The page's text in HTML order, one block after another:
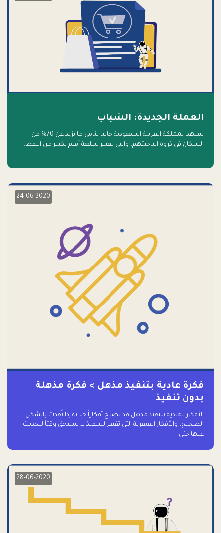
العملة الجديدة: الشباب
تشهد المملكة العربية السعودية حاليا تنامي ما يزيد عن 70% من
السكان في ذروة انتاجيتهم، والتي تعتبر سلعة أقيم بكثير من النفط.
24-06-2020
فكرة عادية بتنفيذ مذهل > فكرة مذهلة
بدون تنفيذ
الأفكار العادية بتنفيذ مذهل قد تصبح أفكاراً خلابة إذا نُفذت بالشكل
الصحيح، والأفكار العبقرية التي تفتقر للتنفيذ لا تستحق وقتاً للحديث
عنها حتى
28-06-2020